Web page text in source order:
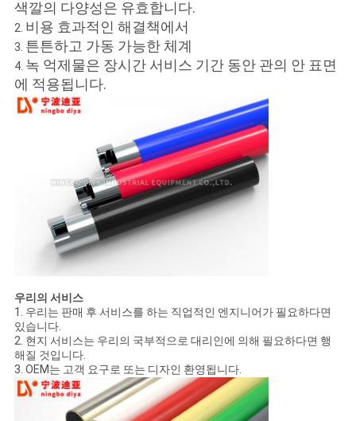
색깔의 다양성은 유효합니다.
2. 비용 효과적인 해결책에서
3. 튼튼하고 가동 가능한 체계
4. 녹 억제물은 장시간 서비스 기간 동안 관의 안 표면
에 적용됩니다.
우리의 서비스
1. 우리는 판매 후 서비스를 하는 직업적인 엔지니어가 필요하다면
있습니다.
2. 현지 서비스는 우리의 국부적으로 대리인에 의해 필요하다면 행
해질 것입니다.
3. OEM는 고객 요구로 또는 디자인 환영됩니다.